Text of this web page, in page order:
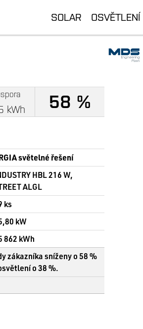
SOLAR OSVĚTLENÍ
kWh 58 %
světelné řešení
HBL 216 W,
ALGL
ks
kW
862 kWh
zákazníka sníženy o 58 %
o 38 %.